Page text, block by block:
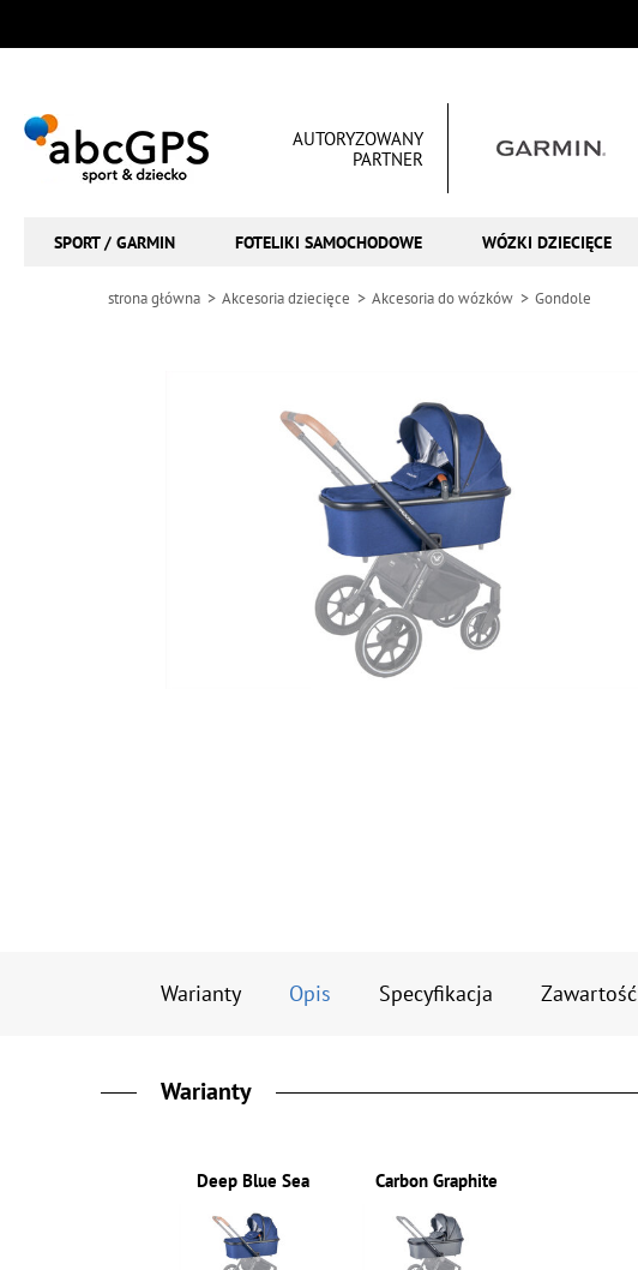
AUTORYZOWANY
PARTNER
SPORT / GARMIN FOTELIKI SAMOCHODOWE WÓZKI DZIECIĘCE
strona główna Akcesoria dziecięce Akcesoria do wózków Gondole
Warianty Opis Specyfikacja Zawartość
Warianty
Deep Blue Sea Carbon Graphite